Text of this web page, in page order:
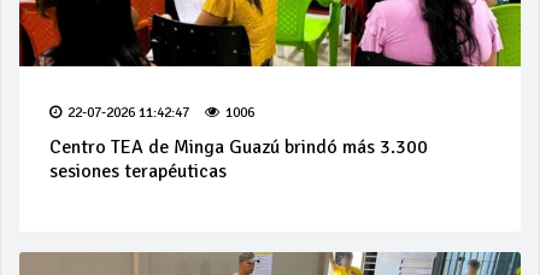
22-07-2026 11:42:47 1006
Centro TEA de Minga Guazú brindó más 3.300
sesiones terapéuticas